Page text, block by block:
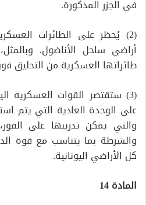
في الجزر المذكورة.
(2) يُحظر على الطائرات
أراضي ساحل الأناضول.
طائراتها العسكرية من التحليق
(3) ستقتصر القوات العسكرية
على الوحدة العادية التي يتم
والتي يمكن تدريبها على
والشرطة بما يتناسب مع قوة
كل الأراضي اليونانية.
المادة 14